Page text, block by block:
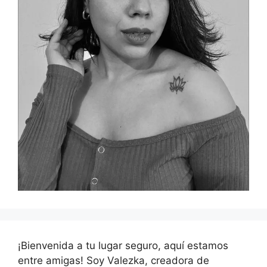
¡Bienvenida a tu lugar seguro, aquí estamos
entre amigas! Soy Valezka, creadora de